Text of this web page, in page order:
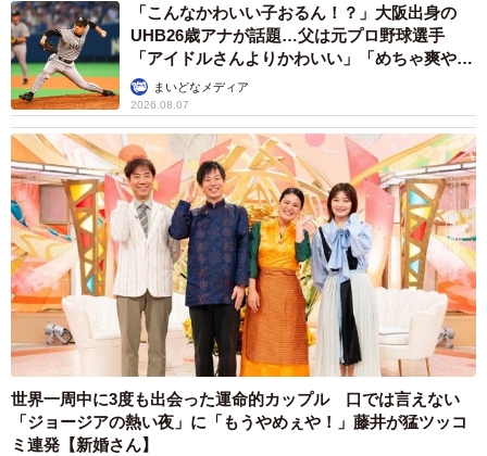
「こんなかわいい子おるん！？」大阪出身の
UHB26歳アナが話題…父は元プロ野球選手
「アイドルさんよりかわいい」「めちゃ爽や
か」まいどなメディア
2026.08.07
世界一周中に3度も出会った運命的カップル 口では言えない
「ジョージアの熱い夜」に「もうやめぇや！」藤井が猛ツッコ
ミ連発【新婚さん】